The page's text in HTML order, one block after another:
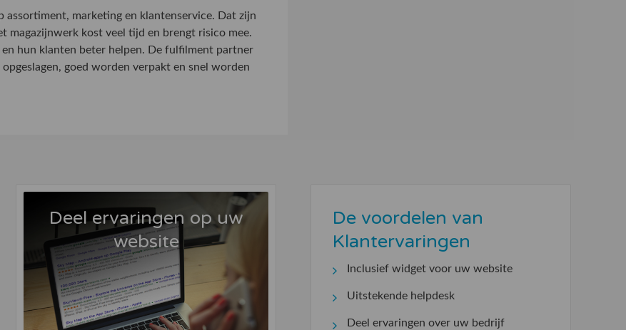
marketing en klantenservice. Dat zijn
magazijnwerk kost veel tijd en brengt risico mee.
hun klanten beter helpen. De fulfilment partner
goed worden verpakt en snel worden
Deel ervaringen op uw
website
De voordelen van
Klantervaringen
Inclusief widget voor uw website
Uitstekende helpdesk
Deel ervaringen over uw bedrijf